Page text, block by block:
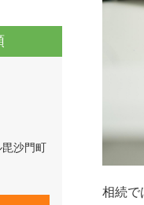
相続で
沙門町